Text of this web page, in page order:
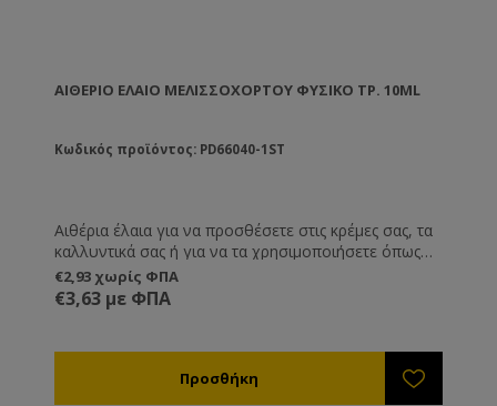
ΑΙΘΈΡΙΟ ΈΛΑΙΟ ΜΕΛΙΣΣΌΧΟΡΤΟΥ ΦΥΣΙΚΌ ΤΡ. 10ML
Κωδικός προϊόντος: PD66040-1ST
Αιθέρια έλαια για να προσθέσετε στις κρέμες σας, τα
καλλυντικά σας ή για να τα χρησιμοποιήσετε όπως
εσείς επιθυμείτε.
€2,93 χωρίς ΦΠΑ
€3,63 με ΦΠΑ